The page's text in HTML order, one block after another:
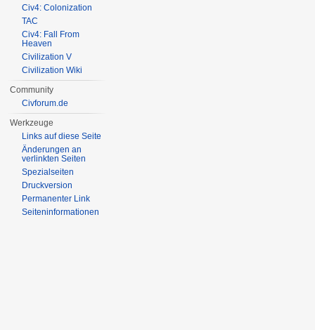
Civ4: Colonization
TAC
Civ4: Fall From
Heaven
Civilization V
Civilization Wiki
Community
Civforum.de
Werkzeuge
Links auf diese Seite
Änderungen an
verlinkten Seiten
Spezialseiten
Druckversion
Permanenter Link
Seiten­informationen